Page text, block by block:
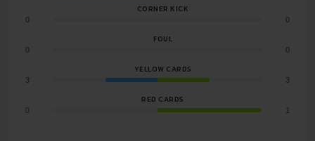
CORNER KICK
0 0
FOUL
0 0
YELLOW CARDS
3 3
RED CARDS
0 1